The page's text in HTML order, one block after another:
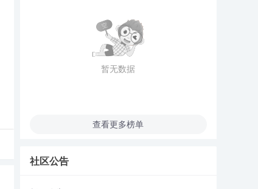
暂无数据
查看更多榜单
社区公告